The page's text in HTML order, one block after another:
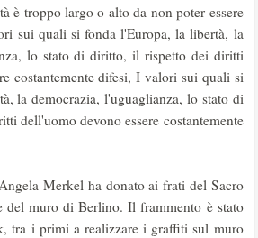
è troppo largo o alto da non poter essere
sui quali si fonda l'Europa, la libertà, la
lo stato di diritto, il rispetto dei diritti
costantemente difesi, I valori sui quali si
la democrazia, l'uguaglianza, lo stato di
dell'uomo devono essere costantemente
Merkel ha donato ai frati del Sacro
del muro di Berlino. Il frammento è stato
tra i primi a realizzare i graffiti sul muro